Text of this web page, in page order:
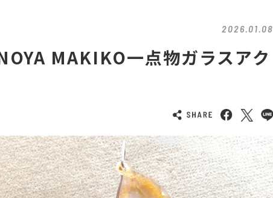
2026.01.08
MAKIKO一点物ガラスアク